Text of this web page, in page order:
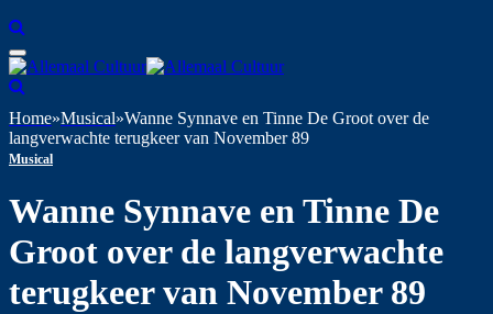
Home»Musical»Wanne Synnave en Tinne De Groot over de
langverwachte terugkeer van November 89
Musical
Wanne Synnave en Tinne De
Groot over de langverwachte
terugkeer van November 89